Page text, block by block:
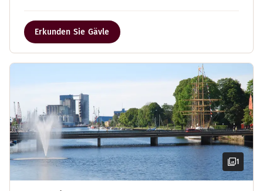
Erkunden Sie Gävle
1